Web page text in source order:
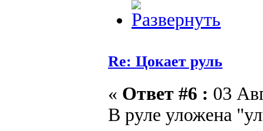
Re: Цокает руль
« Ответ #6 : 03
В руле уложена